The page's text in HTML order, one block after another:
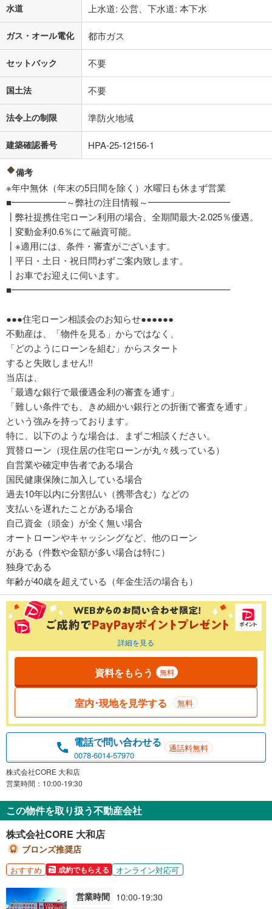
水道 上水道: 公営、下水道: 本下水
ガス・オール電化 都市ガス
セットバック 不要
国土法 不要
法令上の制限 準防火地域
建築確認番号 HPA-25-12156-1
備考
※年中無休（年末の5日間を除く）水曜日も休まず営業
■━━━━━━～弊社の注目情報～━━━━━━━━━
┃弊社提携住宅ローン利用の場合、全期間最大-2.025％優遇。
┃変動金利0.6％にて融資可能。
┃※適用には、条件・審査がございます。
┃平日・土日・祝日問わずご案内致します。
┃お車でお迎えに伺います。
■━━━━━━━━━━━━━━━━━━━━━━━━
●●●住宅ローン相談会のお知らせ●●●●●●
不動産は、「物件を見る」からではなく、
「どのようにローンを組む」からスタート
すると失敗しません!!
当店は、
「最適な銀行で最優遇金利の審査を通す」
「難しい条件でも、きめ細かい銀行との折衝で審査を通す」
という強みを持っております。
特に、以下のような場合は、まずご相談ください。
買替ローン（現住居の住宅ローンが丸々残っている）
自営業や確定申告者である場合
国民健康保険に加入している場合
過去10年以内に分割払い（携帯含む）などの
支払いを遅れたことがある場合
自己資金（頭金）が全く無い場合
オートローンやキャッシングなど、他のローン
がある（件数や金額が多い場合は特に）
独身である
年齢が40歳を超えている（年金生活の場合も）
詳細を見る
資料をもらう 無料
室内･現地を見学する 無料
電話で問い合わせる
0078-6014-57970
通話料無料
株式会社CORE 大和店
営業時間：10:00-19:30
この物件を取り扱う不動産会社
株式会社CORE 大和店
ブロンズ推奨店
おすすめ 成約でもらえる オンライン対応可
営業時間 10:00-19:30